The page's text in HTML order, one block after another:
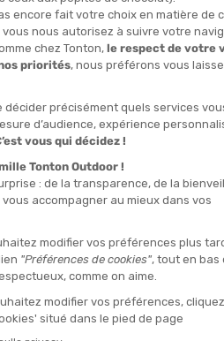
ospita il suo
o alla vostra posizione. Alle Houches,
ibastoncini da camminatain una
e sul Dôme de Miage, il sentiero sale
è piacevole, senza particolari difficoltà.
stagione, la vegetazione è fitta e il
alCol du Tricot.Il percorso
spettacolare.
di media montagna selvaggia e
sulla valle dell’Armina. Questa
trovare alloggio per la notte. Se
piantare lavostra tenda, se avete